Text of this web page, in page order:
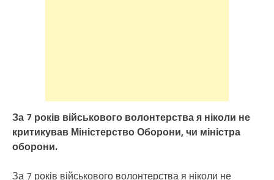
За 7 років військового волонтерства я ніколи не
критикував Міністерство Оборони, чи міністра
оборони.
За 7 років військового волонтерства я ніколи не